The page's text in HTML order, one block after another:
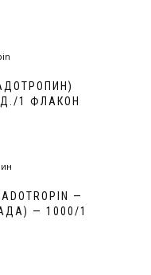
1 ФЛАКОН
—
— 1000/1